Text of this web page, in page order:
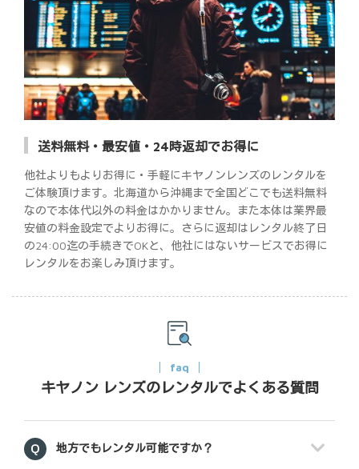
送料無料・最安値・24時返却でお得に
他社よりもよりお得に・手軽にキヤノンレンズのレンタルを
ご体験頂けます。北海道から沖縄まで全国どこでも送料無料
なので本体代以外の料金はかかりません。また本体は業界最
安値の料金設定でよりお得に。さらに返却はレンタル終了日
の24:00迄の手続きでOKと、他社にはないサービスでお得に
レンタルをお楽しみ頂けます。
faq
キヤノン レンズのレンタルでよくある質問
地方でもレンタル可能ですか？